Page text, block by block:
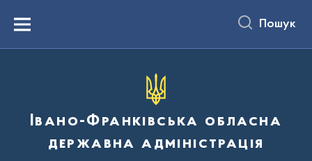
вмістуMenu Пошук
Івано-Франківська обласна
державна адміністрація